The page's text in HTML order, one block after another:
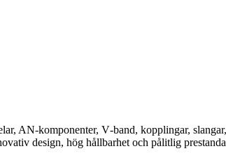
AN-komponenter, V‑band, kopplingar,
design, hög hållbarhet och pålitlig